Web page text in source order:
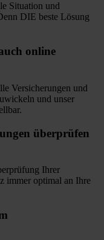
Situation und
DIE beste Lösung
online
Versicherungen und
und unser
überprüfen
Ihrer
immer optimal an Ihre